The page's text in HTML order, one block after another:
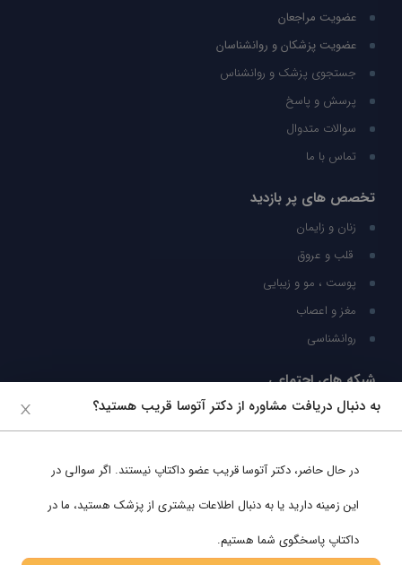
عضویت مراجعان
عضویت پزشکان و روانشناسان
جستجوی پزشک و روانشناس
پرسش و پاسخ
سوالات متدوال
تماس با ما
تخصص های پر بازدید
زنان و زایمان
قلب و عروق
پوست ، مو و زیبایی
مغز و اعصاب
روانشناسی
شبکه های اجتماعی
ما را در شبکه های اجتماعی دنبال کنید
به دنبال دریافت مشاوره از دکتر آتوسا قریب هستید؟
در حال حاضر، دکتر آتوسا قریبعضو داکتاپ نیستند. اگر سوالی در
این زمینه دارید یا به دنبال اطلاعات بیشتری از پزشک هستید، ما در
داکتاپ پاسخگوی شما هستیم.